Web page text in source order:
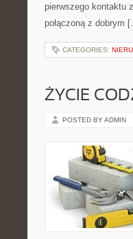
pierwszego kontaktu
połączoną z dobrym
CATEGORIES:
ŻYCIE
POSTED BY ADMIN